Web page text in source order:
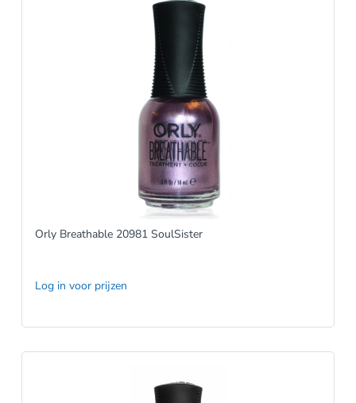
Orly Breathable 20981 SoulSister
Log in voor prijzen